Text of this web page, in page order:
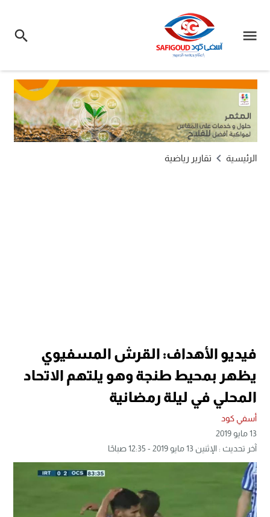
الرئيسية تقارير رياضية
فيديو الأهداف: القرش المسفيوي
يظهر بمحيط طنجة وهو يلتهم الاتحاد
المحلي في ليلة رمضانية
أسفي كود
13 مايو 2019
آخر تحديث : الإثنين 13 مايو 2019 - 12:35 صباحًا